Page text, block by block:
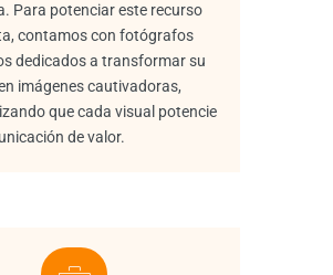
Para potenciar este recurso
contamos con fotógrafos
dedicados a transformar su
imágenes cautivadoras,
que cada visual potencie
de valor.